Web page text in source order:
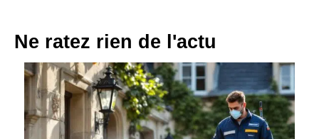
Ne ratez rien de l'actu